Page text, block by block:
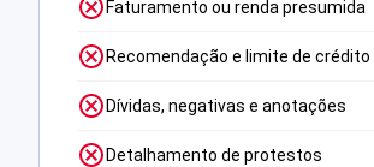
Faturamento ou renda presumida
Recomendação e limite de crédito
Dívidas, negativas e anotações
Detalhamento de protestos